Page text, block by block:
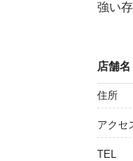
強い
店舗名
住所
アクセ
TEL